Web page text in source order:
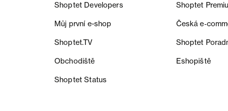
Shoptet Developers Shoptet
Můj první e-shop Česká
Shoptet.TV Shoptet
Obchodiště Eshopiště
Shoptet Status